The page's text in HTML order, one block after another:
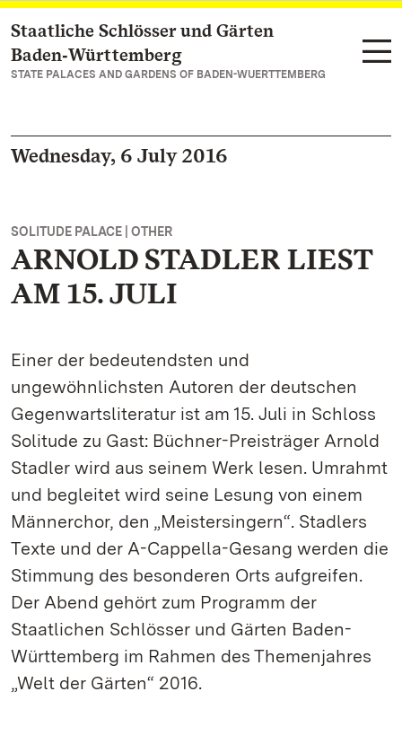
Navigate to main page
Staatliche Schlösser und Gärten
Baden‑Württemberg
STATE PALACES AND GARDENS OF BADEN-WUERTTEMBERG
Wednesday, 6 July 2016
SOLITUDE PALACE | OTHER
ARNOLD STADLER LIEST
AM 15. JULI
Einer der bedeutendsten und
ungewöhnlichsten Autoren der deutschen
Gegenwartsliteratur ist am 15. Juli in Schloss
Solitude zu Gast: Büchner-Preisträger Arnold
Stadler wird aus seinem Werk lesen. Umrahmt
und begleitet wird seine Lesung von einem
Männerchor, den „Meistersingern“. Stadlers
Texte und der A-Cappella-Gesang werden die
Stimmung des besonderen Orts aufgreifen.
Der Abend gehört zum Programm der
Staatlichen Schlösser und Gärten Baden-
Württemberg im Rahmen des Themenjahres
„Welt der Gärten“ 2016.